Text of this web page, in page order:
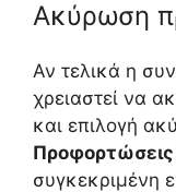
Ακύρωση
Αν τελικά η
χρειαστεί να
και επιλογή
Προφορτώσεις
συγκεκριμένη